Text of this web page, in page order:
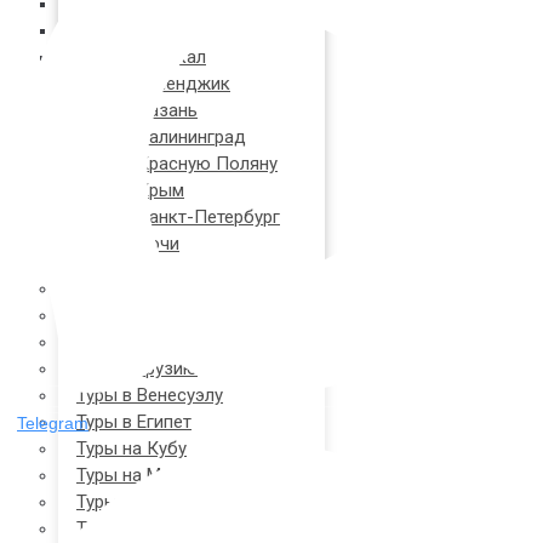
Туры на Байкал
Туры в Геленджик
Туры в Казань
Туры в Калининград
Туры в Красную Поляну
Туры в Крым
Туры в Санкт-Петербург
Туры в Сочи
Туры в Грузию
Туры в Венесуэлу
Туры в Египет
Туры на Кубу
Туры на Мальдивы
Туры в ОАЭ
Туры в Словакию
Telegram